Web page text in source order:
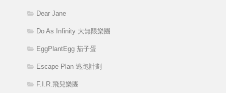
Dear Jane
Do As Infinity 大無限樂團
EggPlantEgg 茄子蛋
Escape Plan 逃跑計劃
F.I.R.飛兒樂團